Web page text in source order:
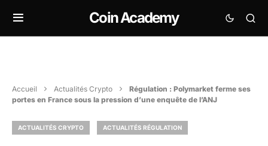
Coin Academy
Accueil Actualités Crypto
Régulation : Polymarket ferme ses
portes en France sous la pression d’une enquête de l’ANJ
ACTUALITÉS CRYPTO ACTUALITÉS RÉGULATION